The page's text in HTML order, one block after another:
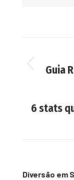
Guia
6 stats
Diversão em